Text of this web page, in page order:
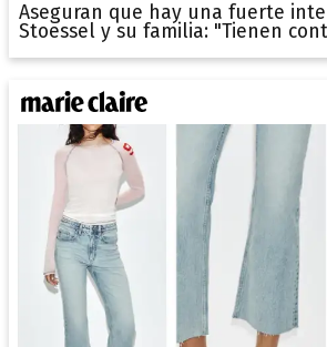
Aseguran que hay una fuerte
Stoessel y su familia: "Tienen